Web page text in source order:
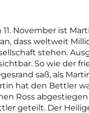
11. November ist
dass weltweit
stehen.
So wie der
saß, als
hat den Bettler
Ross
geteilt. Der